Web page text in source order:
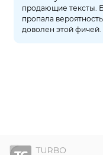
продающие тексты.
пропала
доволен этой фичей.